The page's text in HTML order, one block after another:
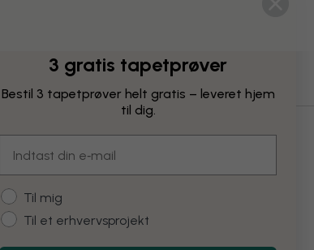
3 gratis tapetprøver
Bestil 3 tapetprøver helt gratis – leveret hjem
til dig.
Customer type
Til mig
Til et erhvervsprojekt